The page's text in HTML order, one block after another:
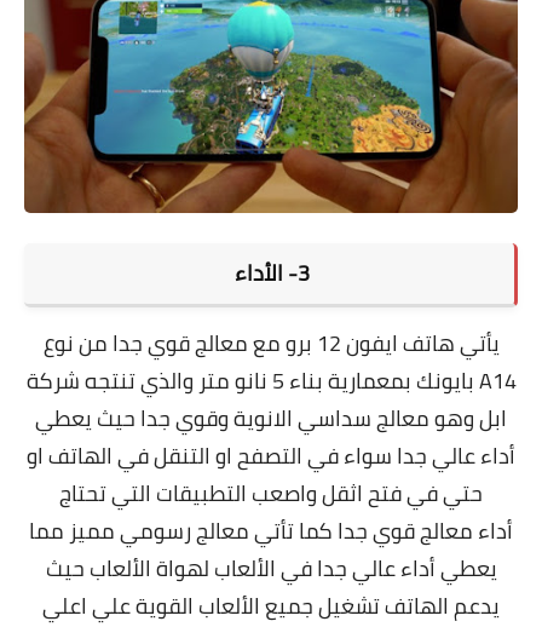
3- الأداء
يأتي
هاتف ايفون 12 برو مع معالج قوي جدا من نوع
A14 بايونك بمعمارية بناء 5 نانو متر والذي تنتجه شركة
ابل وهو معالج سداسي الانوية وقوي جدا حيث يعطي
أداء عالي جدا سواء في التصفح او التنقل في الهاتف او
حتي في فتح اثقل واصعب التطبيقات التي تحتاج
أداء معالج قوي جدا كما تأتي معالج رسومي مميز مما
يعطي أداء عالي جدا في الألعاب لهواة الألعاب حيث
يدعم الهاتف تشغيل جميع الألعاب القوية علي اعلي